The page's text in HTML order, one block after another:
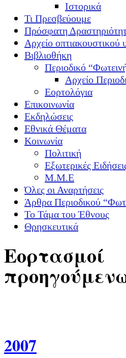
Ιστορικά
Τι Πρεσβεύουμε
Πρόσφατη
Αρχείο οπτιακουστικού
Βιβλιοθήκη
Περιοδικό
Αρχείο
Εορτολόγια
Επικοινωνία
Εκδηλώσεις
Εθνικά Θέματα
Κοινωνία
Πολιτική
Εξωτερικές
Μ.Μ.Ε
Όλες οι Αναρτήσεις
Άρθρα Περιοδικού
Το Τάμα του Έθνους
Θρησκευτικά
Εορτασμοί
2007